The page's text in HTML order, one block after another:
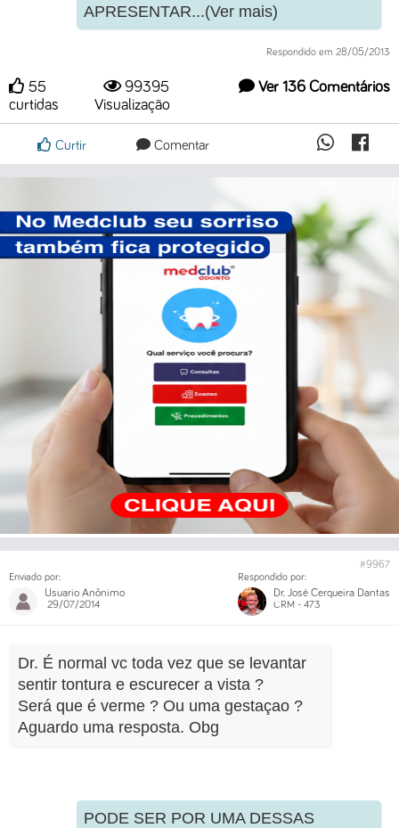
APRESENTAR...(Ver mais)
Respondido em 28/05/2013
Ver 136 Comentários
55
curtidas
99395
Visualização
Curtir Comentar
Enviado por:
Usuario Anônimo
29/07/2014
#9967
Respondido por:
Dr. José Cerqueira Dantas
CRM - 473
Dr. É normal vc toda vez que se levantar
sentir tontura e escurecer a vista ?
Será que é verme ? Ou uma gestaçao ?
Aguardo uma resposta. Obg
PODE SER POR UMA DESSAS